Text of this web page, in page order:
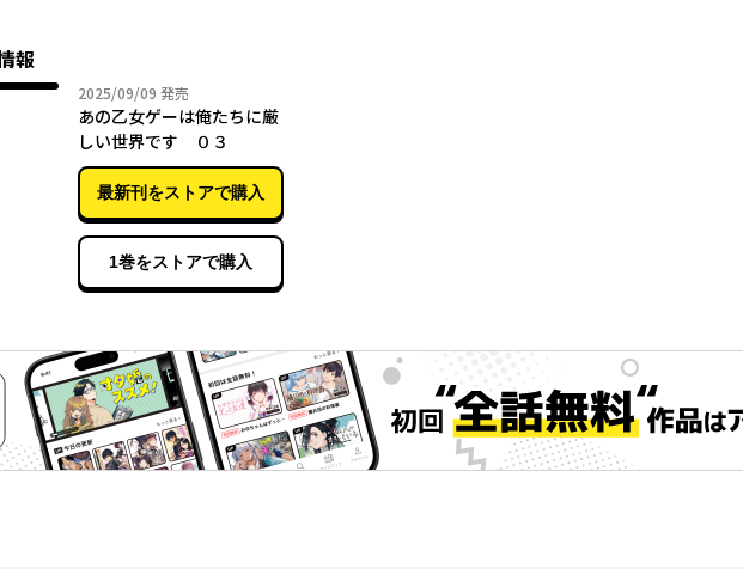
報
2025/09/09 2025年09月09日
発売
あの乙女ゲーは俺たちに厳
しい世界です ０３
最新刊をストアで購入
1巻をストアで購入